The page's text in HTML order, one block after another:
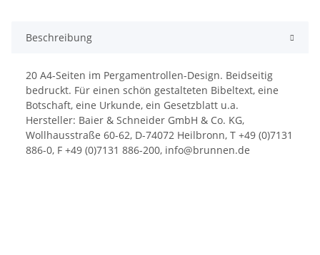
Beschreibung
20 A4-Seiten im Pergamentrollen-Design. Beidseitig
bedruckt. Für einen schön gestalteten Bibeltext, eine
Botschaft, eine Urkunde, ein Gesetzblatt u.a.
Hersteller: Baier & Schneider GmbH & Co. KG,
Wollhausstraße 60-62, D-74072 Heilbronn, T +49 (0)7131
886-0, F +49 (0)7131 886-200, info@brunnen.de